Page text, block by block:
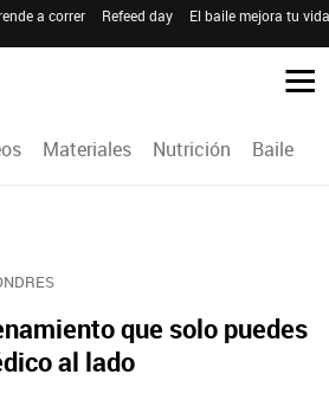
a correr Refeed day El baile mejora tu
Materiales Nutrición Baile
que solo puedes
al lado